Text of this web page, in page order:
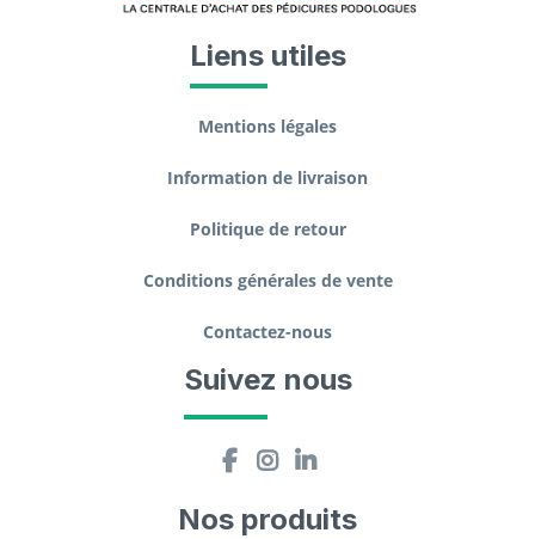
Liens utiles
Mentions légales
Information de livraison
Politique de retour
Conditions générales de vente
Contactez-nous
Suivez nous
Nos produits